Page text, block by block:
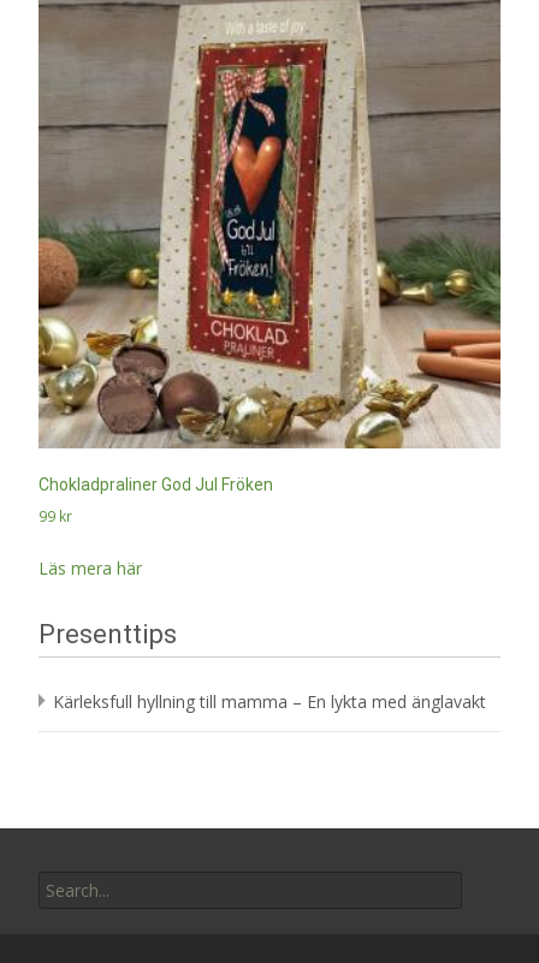
Chokladpraliner God Jul Fröken
99 kr
Läs mera här
Presenttips
Kärleksfull hyllning till mamma – En lykta med änglavakt
for: